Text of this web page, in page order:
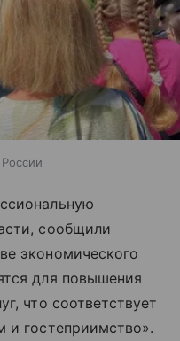
сообщили
экономического
для повышения
что соответствует
и гостеприимство».